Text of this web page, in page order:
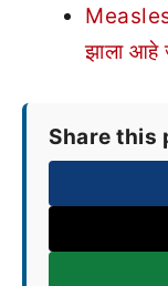
Measles
झाला आहे
Share this